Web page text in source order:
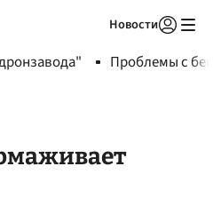
Новости
Проблемы с